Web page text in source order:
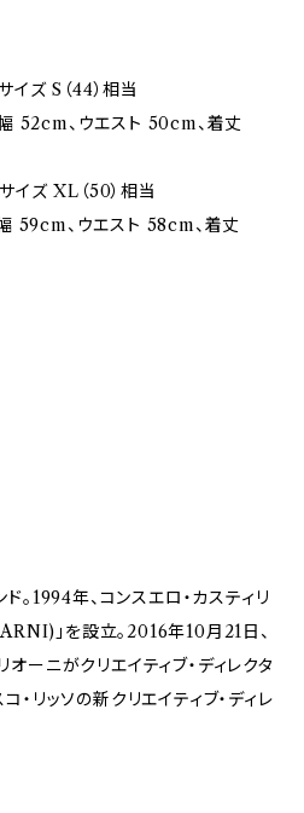
ズ S（44）相当
52cm、ウエスト 50cm、着丈
イズ XL（50）相当
59cm、ウエスト 58cm、着丈
。1994年、コンスエロ・カスティリ
」を設立。2016年10月21日、
ーニがクリエイティブ・ディレクタ
・リッソの新クリエイティブ・ディレ